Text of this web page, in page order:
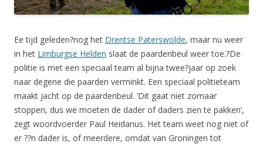
Ee tijd geleden?nog het Drentse Paterswolde, maar nu weer
in het Limburgse Helden slaat de paardenbeul weer toe.?De
politie is met een speciaal team al bijna twee?jaar op zoek
naar degene die paarden verminkt. Een speciaal politieteam
maakt jacht op de paardenbeul. ‘Dit gaat niet zomaar
stoppen, dus we moeten de dader of daders zien te pakken’,
zegt woordvoerder Paul Heidanus. Het team weet nog niet of
er ??n dader is, of meerdere, omdat van Groningen tot